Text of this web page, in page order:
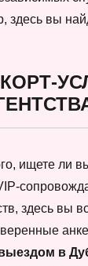
здесь вы
ищете ли
здесь вы
в